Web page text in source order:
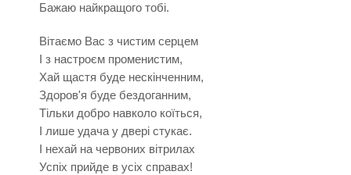
Бажаю найкращого тобі.
Вітаємо Вас з чистим серцем
І з настроєм променистим,
Хай щастя буде нескінченним,
Здоров'я буде бездоганним,
Тільки добро навколо коїться,
І лише удача у двері стукає.
І нехай на червоних вітрилах
Успіх прийде в усіх справах!